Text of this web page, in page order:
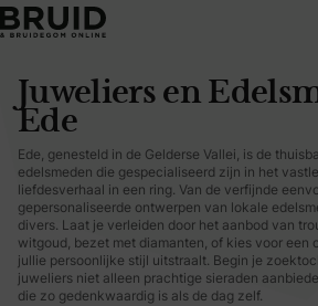
Juweliers en
Ede
Ede, genesteld in de Gelderse Vallei, is de
edelsmeden die gespecialiseerd zijn in het
liefdesverhaal in een ring. Van de verfijnde
gepersonaliseerde ontwerpen van lokale
divers. Laat je verleiden door het aanbod van
witgoud, bezet met diamanten, of kies voor een
jullie persoonlijke stijl uitstraalt. Begin je
juweliers niet alleen prachtige sieraden
die zo gedenkwaardig is als de dag zelf.